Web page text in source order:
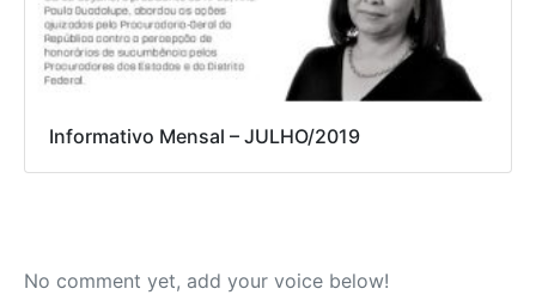
Informativo Mensal – JULHO/2019
No comment yet, add your voice below!